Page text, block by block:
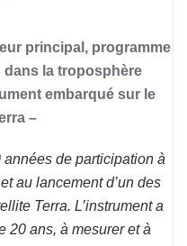
principal, programme
dans la troposphère
embarqué sur le
–
de participation à
au lancement d’un des
Terra. L’instrument a
20 ans, à mesurer et à